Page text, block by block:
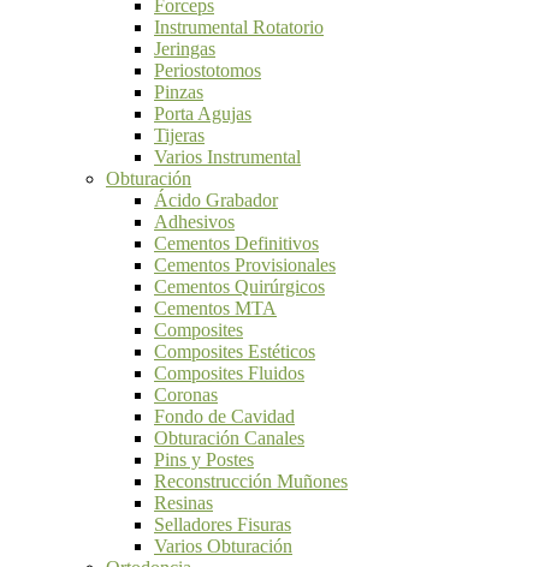
Forceps
Instrumental Rotatorio
Jeringas
Periostotomos
Pinzas
Porta Agujas
Tijeras
Varios Instrumental
Obturación
Ácido Grabador
Adhesivos
Cementos Definitivos
Cementos Provisionales
Cementos Quirúrgicos
Cementos MTA
Composites
Composites Estéticos
Composites Fluidos
Coronas
Fondo de Cavidad
Obturación Canales
Pins y Postes
Reconstrucción Muñones
Resinas
Selladores Fisuras
Varios Obturación